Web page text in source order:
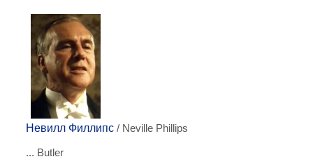
Невилл Филлипс / Neville Phillips
... Butler